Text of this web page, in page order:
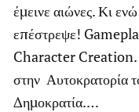
έμεινε αιώνες. Κι
επέστρεψε!
Character Creation.
στην Αυτοκρατορία
Δημοκρατία.…